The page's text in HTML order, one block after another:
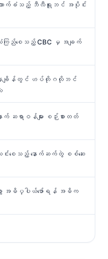
ထောက်ခံသည့် ဘီလီရူဘင် အပိုင်း
စေသည့် CBC မှ အချက်
ေချိန်တွင် ဟပ်တိုဂလိုဘင်
ဆရာဝန်များ စဉ်းစားတတ်
းစေသည့် နောက်ဆက်တွဲ စစ်ဆေး
အဓိပ္ပါယ်ဖော်ရန် အဓိက